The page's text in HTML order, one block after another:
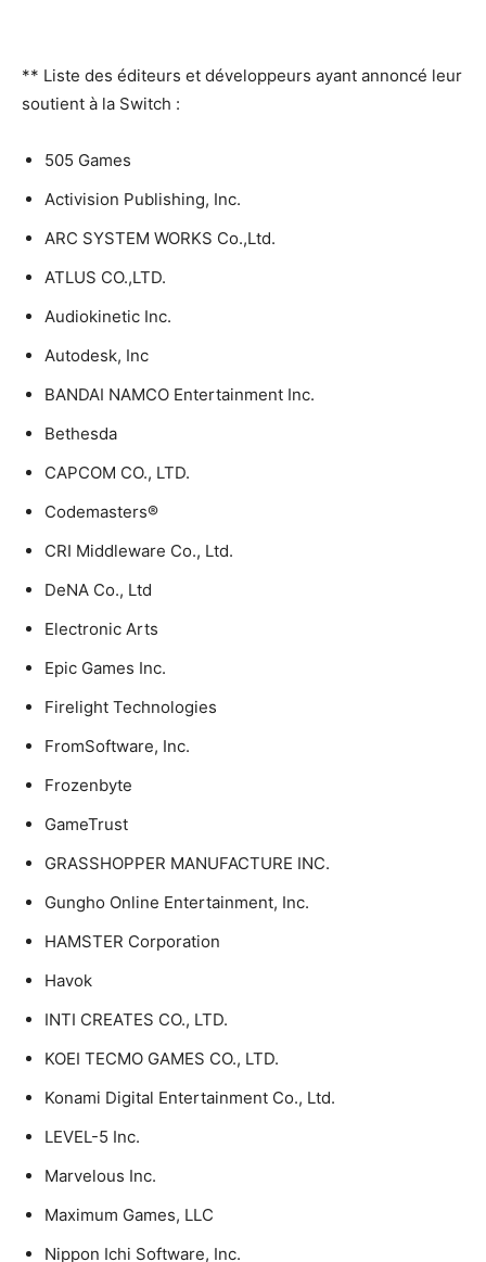
** Liste des éditeurs et développeurs ayant annoncé leur
soutient à la Switch :
505 Games
Activision Publishing, Inc.
ARC SYSTEM WORKS Co.,Ltd.
ATLUS CO.,LTD.
Audiokinetic Inc.
Autodesk, Inc
BANDAI NAMCO Entertainment Inc.
Bethesda
CAPCOM CO., LTD.
Codemasters®
CRI Middleware Co., Ltd.
DeNA Co., Ltd
Electronic Arts
Epic Games Inc.
Firelight Technologies
FromSoftware, Inc.
Frozenbyte
GameTrust
GRASSHOPPER MANUFACTURE INC.
Gungho Online Entertainment, Inc.
HAMSTER Corporation
Havok
INTI CREATES CO., LTD.
KOEI TECMO GAMES CO., LTD.
Konami Digital Entertainment Co., Ltd.
LEVEL-5 Inc.
Marvelous Inc.
Maximum Games, LLC
Nippon Ichi Software, Inc.